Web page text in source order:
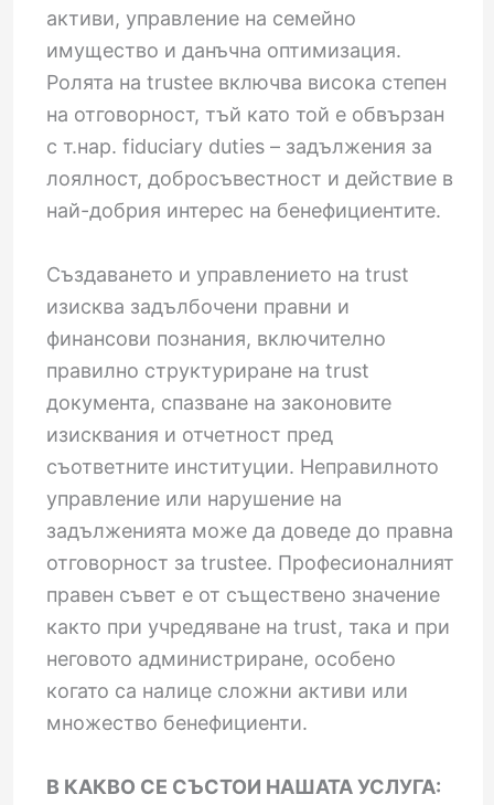
активи, управление на семейно
имущество и данъчна оптимизация.
Ролята на trustee включва висока степен
на отговорност, тъй като той е обвързан
с т.нар. fiduciary duties – задължения за
лоялност, добросъвестност и действие в
най-добрия интерес на бенефициентите.
Създаването и управлението на trust
изисква задълбочени правни и
финансови познания, включително
правилно структуриране на trust
документа, спазване на законовите
изисквания и отчетност пред
съответните институции. Неправилното
управление или нарушение на
задълженията може да доведе до правна
отговорност за trustee. Професионалният
правен съвет е от съществено значение
както при учредяване на trust, така и при
неговото администриране, особено
когато са налице сложни активи или
множество бенефициенти.
В КАКВО СЕ СЪСТОИ НАШАТА УСЛУГА: